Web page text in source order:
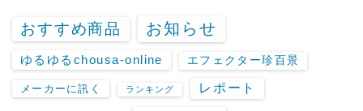
おすすめ商品 お知らせ
ゆるゆるchousa-online エフェクター珍百景
メーカーに訊く ランキング レポート